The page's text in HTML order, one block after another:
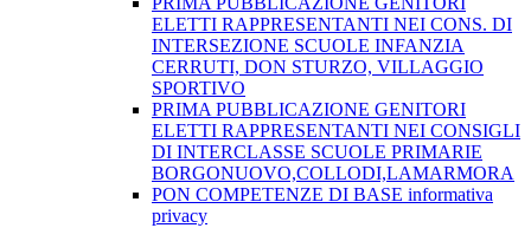
ELETTI RAPPRESENTANTI NEI CONS. DI
INTERSEZIONE SCUOLE INFANZIA
CERRUTI, DON STURZO, VILLAGGIO
SPORTIVO
PRIMA PUBBLICAZIONE GENITORI
ELETTI RAPPRESENTANTI NEI CONSIGLI
DI INTERCLASSE SCUOLE PRIMARIE
BORGONUOVO,COLLODI,LAMARMORA
PON COMPETENZE DI BASE informativa
privacy